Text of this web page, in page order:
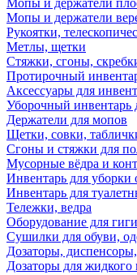
Мопы и держатели
Мопы и держатели
Рукоятки,
Метлы, щетки
Стяжки, сгоны,
Протирочный
Аксессуары для
Уборочный инвентарь
Держатели для мопов
Щетки, совки,
Сгоны и стяжки для
Мусорные вёдра и
Инвентарь для уборки
Инвентарь для
Тележки, ведра
Оборудование для
Сушилки для обуви,
Дозаторы,
Дозаторы для